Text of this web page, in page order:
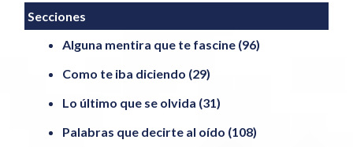
Secciones
Alguna mentira que te fascine (96)
Como te iba diciendo (29)
Lo último que se olvida (31)
Palabras que decirte al oído (108)